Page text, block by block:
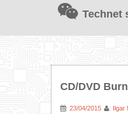
Technet
CD/DVD
: 23/04/2015 : Ilgar